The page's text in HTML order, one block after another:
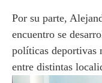
Por su parte,
encuentro se
políticas deportivas
entre distintas